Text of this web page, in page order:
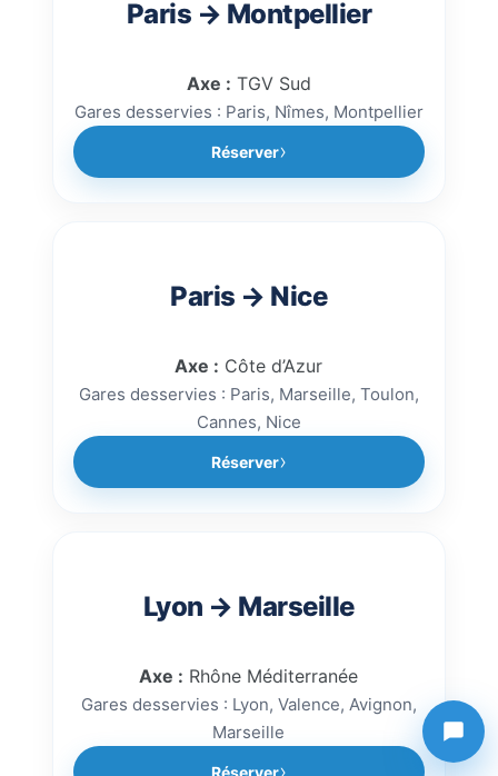
Paris → Montpellier
Axe : TGV Sud
Gares desservies : Paris, Nîmes, Montpellier
Réserver
Paris → Nice
Axe : Côte d’Azur
Gares desservies : Paris, Marseille, Toulon,
Cannes, Nice
Réserver
Lyon → Marseille
Axe : Rhône Méditerranée
Gares desservies : Lyon, Valence, Avignon,
Marseille
Réserver